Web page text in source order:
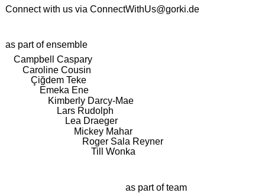
Connect with us via ConnectWithUs@gorki.de
as part of ensemble
Campbell Caspary
Caroline Cousin
Çiğdem Teke
Emeka Ene
Kimberly Darcy-Mae
Lars Rudolph
Lea Draeger
Mickey Mahar
Roger Sala Reyner
Till Wonka
as part of team